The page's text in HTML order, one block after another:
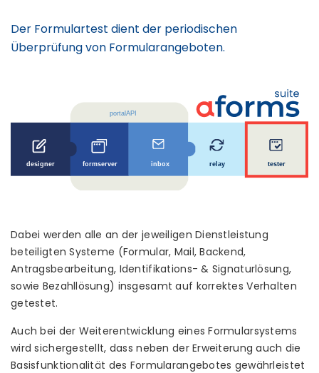
Der Formulartest dient der periodischen
Überprüfung von Formularangeboten.
Dabei werden alle an der jeweiligen Dienstleistung
beteiligten Systeme (Formular, Mail, Backend,
Antragsbearbeitung, Identifikations- & Signaturlösung,
sowie Bezahllösung) insgesamt auf korrektes Verhalten
getestet.
Auch bei der Weiterentwicklung eines Formularsystems
wird sichergestellt, dass neben der Erweiterung auch die
Basisfunktionalität des Formularangebotes gewährleistet